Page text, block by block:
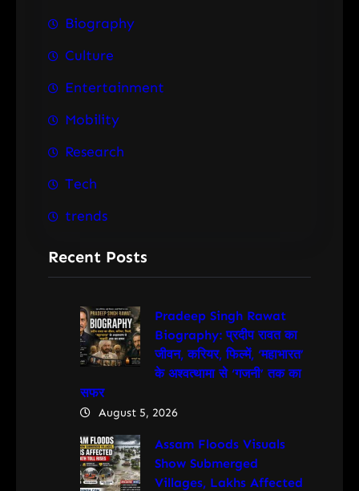
Biography
Culture
Entertainment
Mobility
Research
Tech
trends
Recent Posts
Pradeep Singh Rawat
Biography: प्रदीप रावत का
जीवन, करियर, फिल्में, ‘महाभारत’
के अश्वत्थामा से ‘गजनी’ तक का
सफर
August 5, 2026
Assam Floods Visuals
Show Submerged
Villages, Lakhs Affected